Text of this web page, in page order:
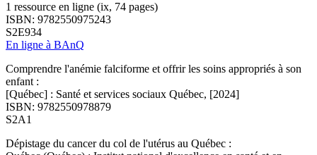
1 ressource en ligne (ix, 74 pages)
ISBN: 9782550975243
S2E934
En ligne à BAnQ
Comprendre l'anémie falciforme et offrir les soins appropriés à son
enfant :
[Québec] : Santé et services sociaux Québec, [2024]
ISBN: 9782550978879
S2A1
Dépistage du cancer du col de l'utérus au Québec :